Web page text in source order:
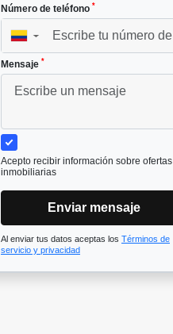
Número de teléfono *
▼
Mensaje *
Acepto recibir información sobre ofertas
inmobiliarias
Enviar mensaje
Al enviar tus datos aceptas los Términos de
servicio y privacidad